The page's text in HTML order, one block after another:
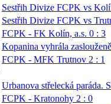
Sestřih Divize FCPK vs
Sestřih Divize FCPK vs
FCPK - FK Kolín, a.s. 0 : 3
Kopanina vyhrála
FCPK - MFK Trutnov 2 : 1
Urbanova střelecká paráda.
FCPK - Kratonohy 2 : 0